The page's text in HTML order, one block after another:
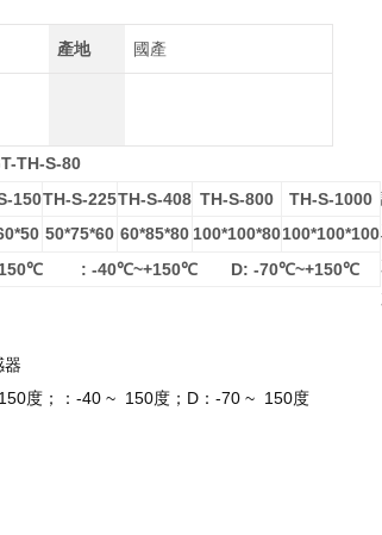
產地 國產
TH-S-80
150TH-S-225TH-S-408 TH-S-800 TH-S-1000
50*75*60 60*85*80 100*100*80100*100*100
℃ : -40℃~+150℃ D: -70℃~+150℃
器
度；：-40 ~ 150度；D：-70 ~ 150度